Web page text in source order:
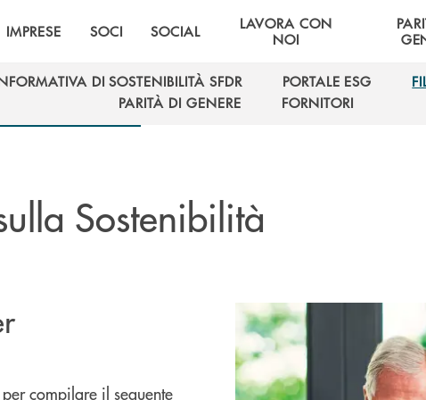
IMPRESE SOCI SOCIAL
LAVORA CON
NOI
DI SOSTENIBILITÀ SFDR
INFORMATIVA DI SOSTENIBILITÀ SFDR
PORTALE ESG
PORTALE ESG
PARITÀ DI GENERE
PARITÀ DI GENERE
FORNITORI
Sostenibilità
compilare il seguente